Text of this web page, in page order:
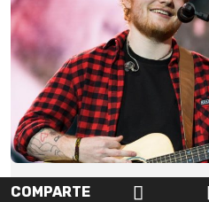
COMPARTE